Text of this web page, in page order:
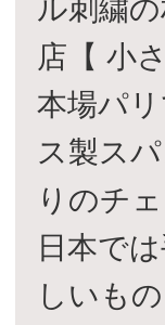
ル刺繍
店【 小
本場パ
ス製ス
りのチ
日本で
しいも